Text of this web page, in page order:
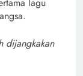
dijangkakan